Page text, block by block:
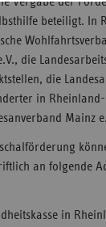
beteiligt. In
die
die
in
Mainz
an folgende
in